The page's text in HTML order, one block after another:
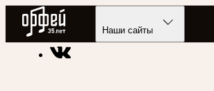
Радио Орфей
Наши сайты
Радио классической музыки «Орфей»